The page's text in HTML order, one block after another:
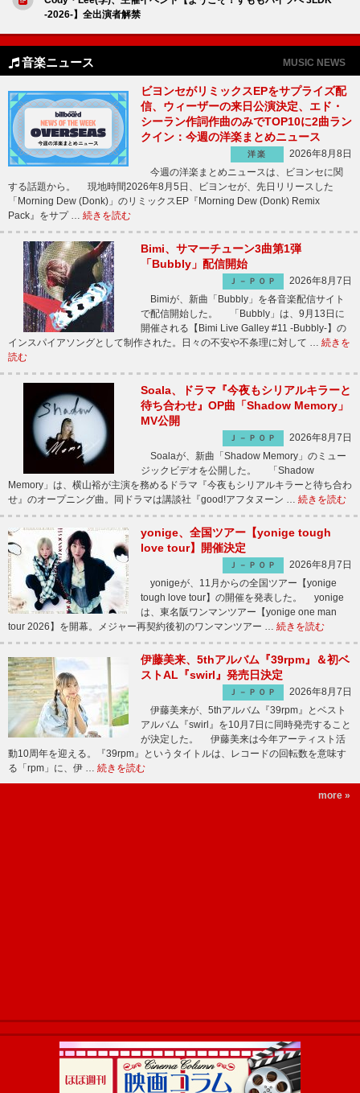
-2026-】全出演者解禁
音楽ニュース MUSIC NEWS
ビヨンセがリミックスEPをサプライズ配
信、ウィーザーの来日公演決定、エド・
シーラン作詞作曲のみでTOP10に2曲ラン
クイン：今週の洋楽まとめニュース
洋楽
2026年8月8日
今週の洋楽まとめニュースは、ビヨンセに関
する話題から。 現地時間2026年8月5日、ビヨンセが、先日リリースした
「Morning Dew (Donk)」のリミックスEP『Morning Dew (Donk) Remix
Pack』をサプ … 続きを読む
Bimi、サマーチューン3曲第1弾
「Bubbly」配信開始
Ｊ－ＰＯＰ
2026年8月7日
Bimiが、新曲「Bubbly」を各音楽配信サイト
で配信開始した。 「Bubbly」は、9月13日に
開催される【Bimi Live Galley #11 -Bubbly-】の
インスパイアソングとして制作された。日々の不安や不条理に対して … 続きを
読む
Soala、ドラマ『今夜もシリアルキラーと
待ち合わせ』OP曲「Shadow Memory」
MV公開
Ｊ－ＰＯＰ
2026年8月7日
Soalaが、新曲「Shadow Memory」のミュー
ジックビデオを公開した。 「Shadow
Memory」は、横山裕が主演を務めるドラマ『今夜もシリアルキラーと待ち合わ
せ』のオープニング曲。同ドラマは講談社『good!アフタヌーン … 続きを読む
yonige、全国ツアー【yonige tough
love tour】開催決定
Ｊ－ＰＯＰ
2026年8月7日
yonigeが、11月からの全国ツアー【yonige
tough love tour】の開催を発表した。 yonige
は、東名阪ワンマンツアー【yonige one man
tour 2026】を開幕。メジャー再契約後初のワンマンツアー … 続きを読む
伊藤美来、5thアルバム『39rpm』＆初ベ
ストAL『swirl』発売日決定
Ｊ－ＰＯＰ
2026年8月7日
伊藤美来が、5thアルバム『39rpm』とベスト
アルバム『swirl』を10月7日に同時発売すること
が決定した。 伊藤美来は今年アーティスト活
動10周年を迎える。『39rpm』というタイトルは、レコードの回転数を意味す
る「rpm」に、伊 … 続きを読む
more »